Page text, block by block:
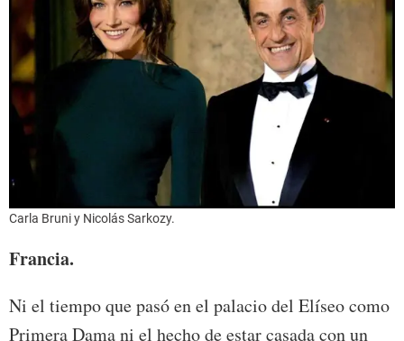
Carla Bruni y Nicolás Sarkozy.
Francia.
Ni el tiempo que pasó en el palacio del Elíseo como
Primera Dama ni el hecho de estar casada con un